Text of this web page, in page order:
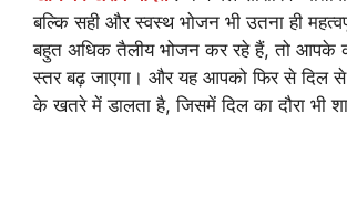
बल्कि सही और स्वस्थ भोजन भी उतना ही
बहुत अधिक तैलीय भोजन कर रहे हैं, तो आपके
स्तर बढ़ जाएगा। और यह आपको फिर से दिल से
के खतरे में डालता है, जिसमें दिल का दौरा भी